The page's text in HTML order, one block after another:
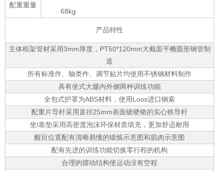
配重重量
68kg
产品特性
主体框架管材采用3mm厚度，PT50*120mm大截面平椭圆形钢管制
造
所有标准件、轴类件、调节贴片均使用不锈钢材料制作
具有坐式大腿内外侧两种训练功能
全包式护罩为ABS材料，使用Loos进口钢索
配重片导杆采用直径25mm表面镀硬铬的实心铁导杆
坐\靠垫采用高密度泡沫环保材质填充，更加舒适耐用
醒目位置配有清晰易懂的锻炼示意图和肌肉示意图
配有先进的训练功能切换零行程的机构
合理的摆动结构使运动没有空程